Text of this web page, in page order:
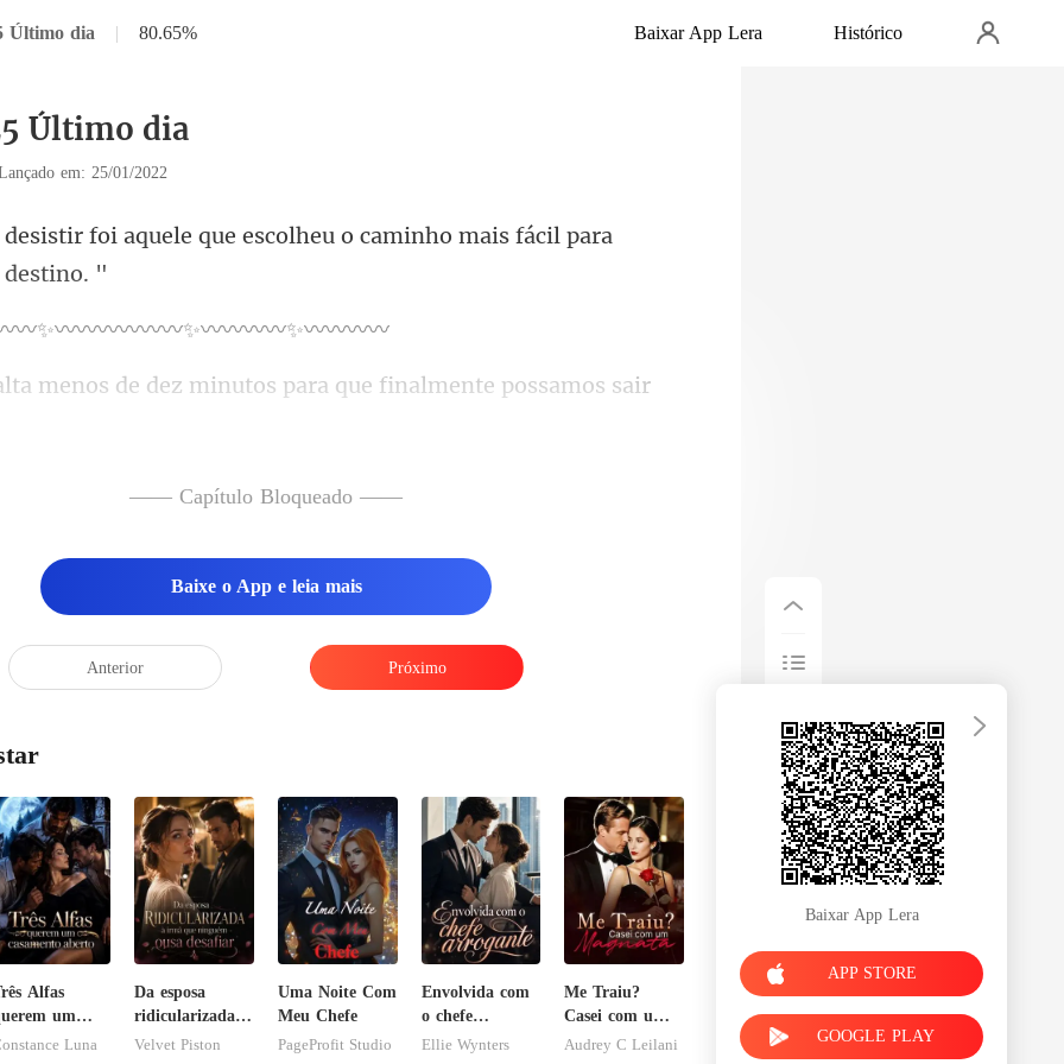
Último dia | 80.65% Baixar App Lera Histórico
Último dia
em: 25/01/2022
e que escolheu o caminho mais fác
️✨〰️〰️〰️〰️〰️〰️✨〰
mente possamos sair
—— Capítulo Bloqueado ——
Baixe o App e leia mais
Anterior Próximo
Alfas
um
Luna
Da esposa
ridicularizada à
irmã que
Velvet Piston
Uma Noite Com
Meu Chefe
PageProfit Studio
Envolvida com
o chefe
arrogante
Ellie Wynters
Me Traiu?
Casei com um
Magnata
Audrey C Leilani
Baixar App Lera
APP STORE
GOOGLE PLAY